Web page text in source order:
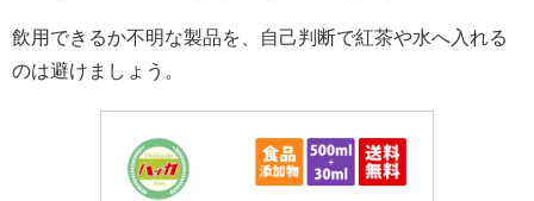
飲用できるか不明な製品を、自己判断で紅茶や水へ入れる
のは避けましょう。